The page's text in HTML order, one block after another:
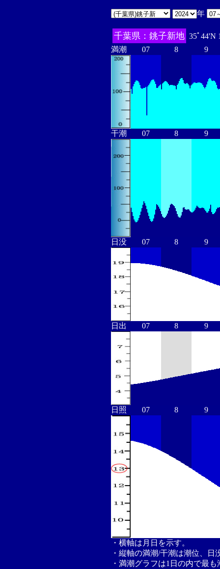
年
千葉県：銚子新地 35ﾟ44'N
満潮
07 8 9
干潮 07 8 9
日没 07 8 9
日出 07 8 9
日照 07 8 9
・横軸は月日を示す。
・縦軸の満潮/干潮は潮位、
・満潮グラフは1日の内で最